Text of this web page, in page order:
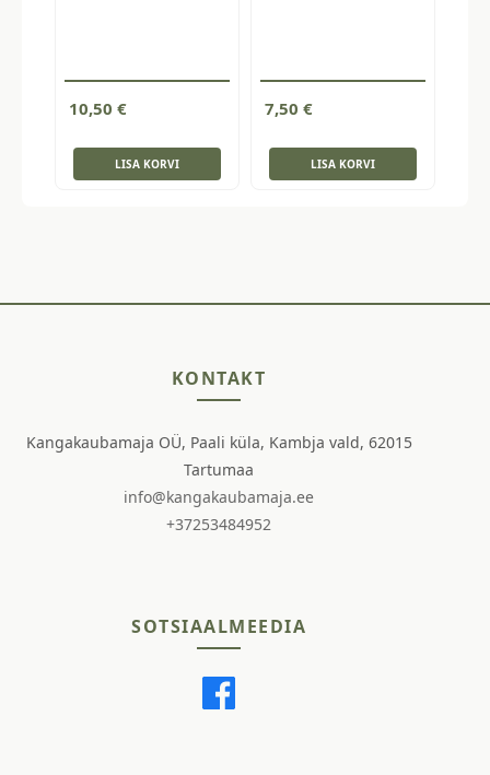
10,50 €
LISA KORVI
7,50 €
LISA KORVI
KONTAKT
Kangakaubamaja OÜ, Paali küla, Kambja vald, 62015
Tartumaa
info@kangakaubamaja.ee
+37253484952
SOTSIAALMEEDIA